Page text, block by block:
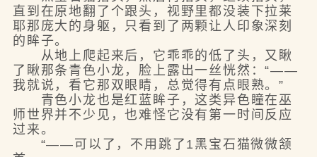
直到在原地翻了个跟头，视野里都没装下拉莱
耶那庞大的身躯，只看到了两颗让人印象深刻
的眸子。
从地上爬起来后，它乖乖的低了头，又瞅
了瞅那条青色小龙，脸上露出一丝恍然：“——
我就说，看它那双眼睛，总觉得有点眼熟。”
青色小龙也是红蓝眸子，这类异色瞳在巫
师世界并不少见，也难怪它没有第一时间反应
过来。
“——可以了，不用跳了1黑宝石猫微微颔